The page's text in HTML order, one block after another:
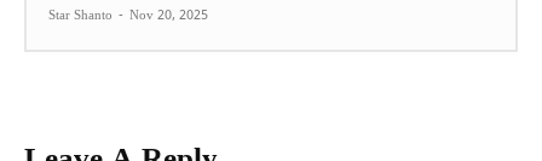
Star Shanto - Nov 20, 2025